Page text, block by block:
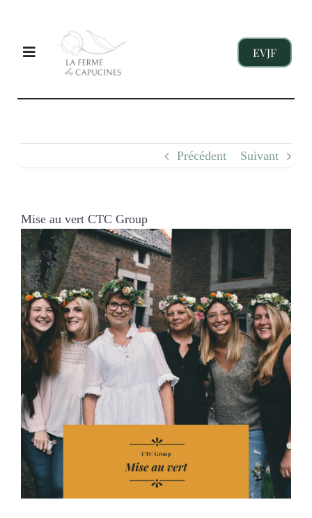
contenu
Toggle
Navigation
ENTREPRISES
NOS GITES
MARIAGES
NOS ACTIVITES
CONTACT
CGV
EVJF
Précédent Suivant
Mise au vert CTC Group
Voir
l'image
agrandie